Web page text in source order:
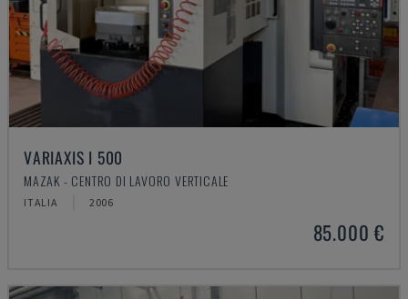
VARIAXIS I 500
MAZAK - CENTRO DI LAVORO VERTICALE
ITALIA 2006
85.000 €